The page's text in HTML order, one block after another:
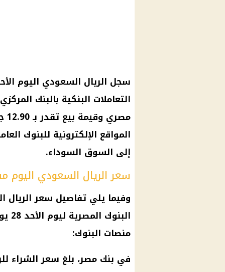
سجل الريال السعودي
التعاملات البنكية بالبنك
مصري وقيمة بيع تقدر بـ 12.90
المواقع الإلكترونية للبنوك
إلى السوق السوداء.
سعر الريال السعودي اليوم
وفيما يلي تفاصيل سعر الريال
البنوك المصرية
منصات البنوك:
في بنك مصر، بلغ سعر الشراء